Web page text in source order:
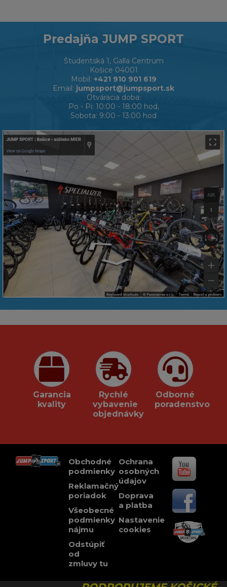
Predajňa JUMP SPORT
Študentská 1, Galla Centrum
Košice 04001
Mobil: +421 910 901 619
Email: jumpsport@jumpsport.sk
Otváracia doba:
Po - Pi: 10:00 - 18:00 hod,
Sobota: 9:00 - 13:00 hod
Garancia
kvality
Rychlé
vybavenie
objednávky
Odborné
poradenstvo
Obchodné
podmienky
Reklamačný
poriadok
Všeobecné
podmienky
nájmu
Odstúpiť
od
zmluvy tu
Ochrana
osobných
údajov
Doprava
a platba
Nastavenie
cookies